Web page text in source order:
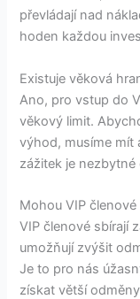
převládají nad
hoden každou
Existuje věková
Ano, pro vstup do
věkový limit.
výhod, musíme mít
zážitek je
Mohou VIP
VIP členové sbírají
umožňují zvýšit
Je to pro nás
získat větší